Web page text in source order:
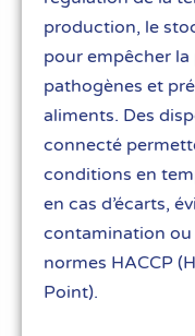
production, le
pour empêcher
pathogènes et
aliments. Des
connecté
conditions en
en cas d’écarts,
contamination
normes HACCP
Point).